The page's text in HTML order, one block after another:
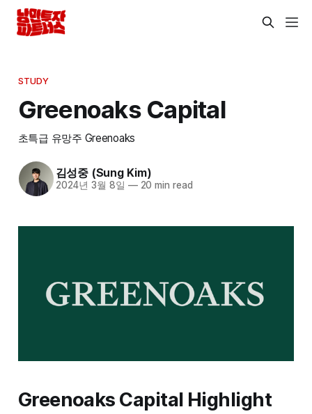
STUDY
Greenoaks Capital
초특급 유망주 Greenoaks
김성중 (Sung Kim)
2024년 3월 8일 —20 min read
Greenoaks Capital Highlight